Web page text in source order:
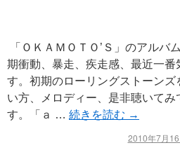
「ＯＫＡＭＯＴＯ’Ｓ」のアルバ
期衝動、暴走、疾走感、最近一
す。初期のローリングストーン
い方、メロディー、是非聴いて
す。「ａ … 続きを読む →
2010年7月16